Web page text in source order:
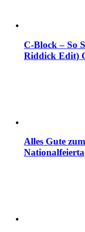
C-Block – So
Riddick Edit)
Alles Gute